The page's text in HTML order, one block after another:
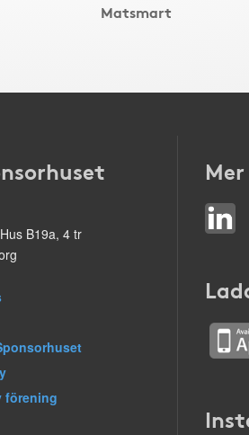
Matsmart
B19a, 4 tr
förening